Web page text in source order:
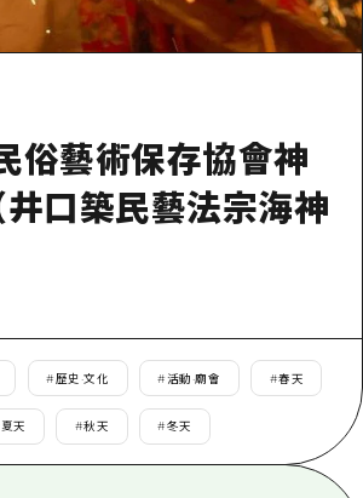
·廟會
·酒水
行車
遺產
·體驗
準
Hiroshima 官方向導
了
周邊
口
市內
了
北
口
媛
信息
流量摘要
擁堵
遊覽門票
俗藝術保存協會神
井口築民藝法宗海神
#歷史·文化 #活動·廟會 #春天
夏天 #秋天 #冬天